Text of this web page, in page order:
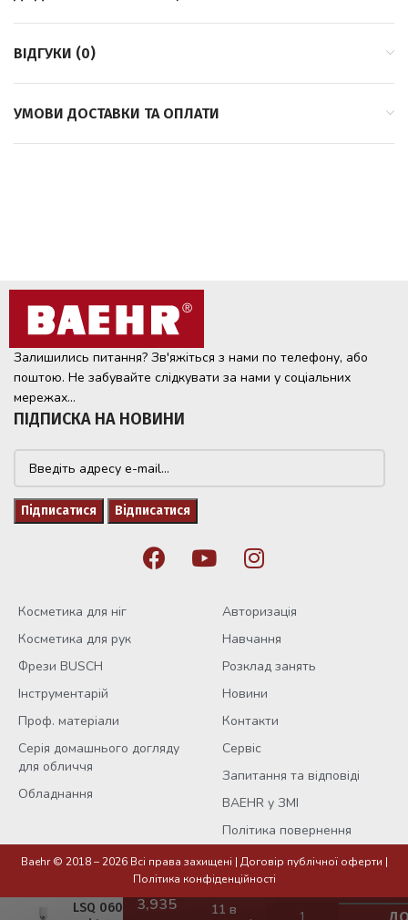
ВІДГУКИ (0)
УМОВИ ДОСТАВКИ ТА ОПЛАТИ
Залишились питання? Зв'яжіться з нами по телефону, або
поштою. Не забувайте слідкувати за нами у соціальних
мережах...
ПІДПИСКА НА НОВИНИ
Косметика для ніг
Косметика для рук
Фрези BUSCH
Інструментарій
Проф. матеріали
Серія домашнього догляду
для обличчя
Обладнання
Авторизація
Навчання
Розклад занять
Новини
Контакти
Сервіс
Запитання та відповіді
BAEHR у ЗМІ
Політика повернення
Baehr © 2018 – 2026 Всі права захищені | Договір публічної оферти |
Політика конфіденційності
LSQ 060,
11 в